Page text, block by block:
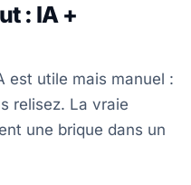
: IA +
est utile mais manuel :
relisez. La vraie
une brique dans un